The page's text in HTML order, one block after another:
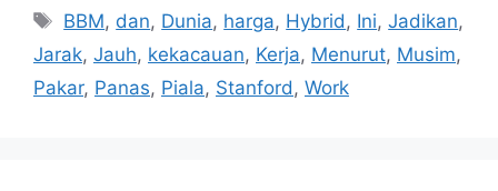
Tag
BBM, dan, Dunia, harga, Hybrid , Ini,Jadikan,
Jarak, Jauh, kekacauan, Kerja, Menurut, Musim,
Pakar, Panas, Piala, Stanford , Work